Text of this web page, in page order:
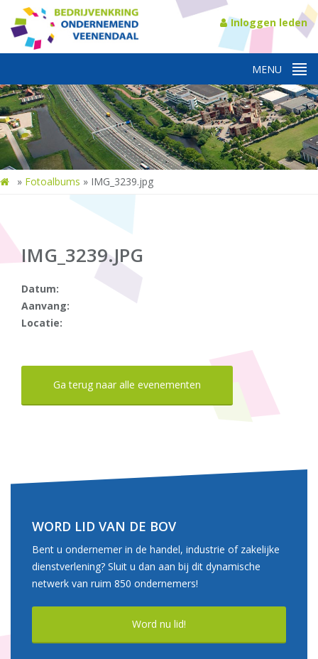
Inloggen leden
» Fotoalbums » IMG_3239.jpg
IMG_3239.JPG
Datum:
Aanvang:
Locatie:
Ga terug naar alle evenementen
WORD LID VAN DE BOV
Bent u ondernemer in de handel, industrie of zakelijke
dienstverlening? Sluit u dan aan bij dit dynamische
netwerk van ruim 850 ondernemers!
Word nu lid!